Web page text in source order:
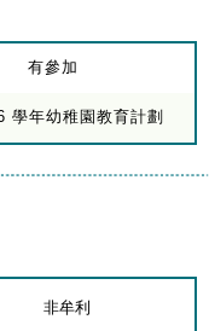
有參加
學年幼稚園教育計劃
非牟利